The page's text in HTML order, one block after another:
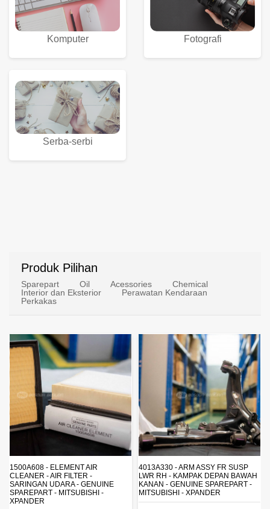
Komputer Fotografi
Serba-serbi
Produk Pilihan
Sparepart Oil Acessories
Chemical
Interior dan Eksterior
Perawatan Kendaraan
Perkakas
1500A608 - ELEMENT AIR
CLEANER - AIR FILTER -
SARINGAN UDARA - GENUINE
SPAREPART - MITSUBISHI -
XPANDER
4013A330 - ARM ASSY FR SUSP
LWR RH - KAMPAK DEPAN BAWAH
KANAN - GENUINE SPAREPART -
MITSUBISHI - XPANDER